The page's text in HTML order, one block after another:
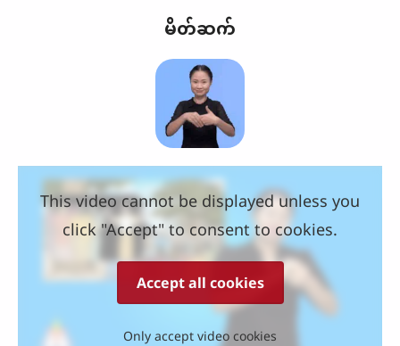
မိတ်ဆက်
This video cannot be displayed unless you
click "Accept" to consent to cookies.
Accept all cookies
Only accept video cookies